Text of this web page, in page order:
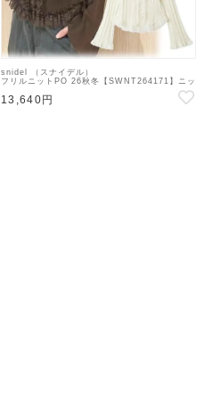
snidel （スナイデル）
フリルニットPO 26秋冬【SWNT264171】ニッ
13,640円